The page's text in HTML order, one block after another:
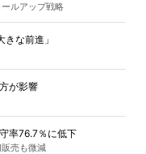
ルアップ戦略
な前進」
が影響
率76.7％に低下
売も微減